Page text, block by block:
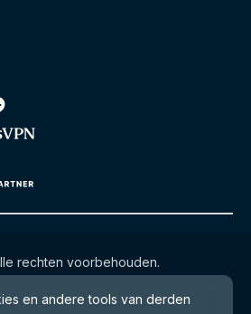
rechten voorbehouden.